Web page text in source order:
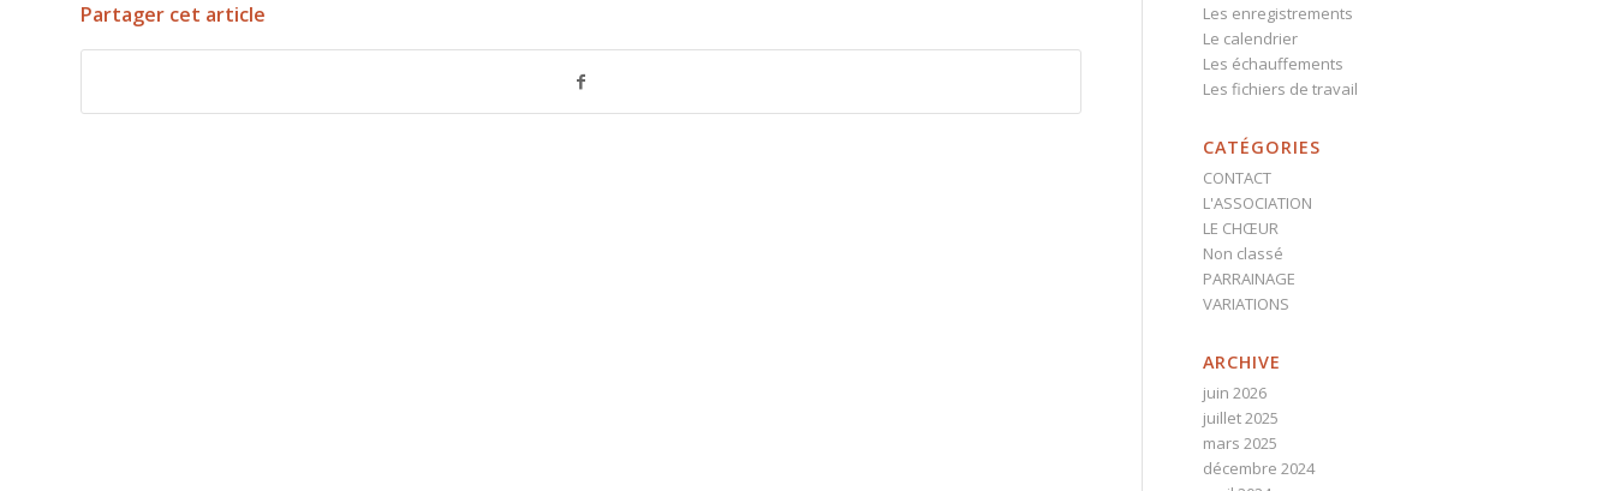
Partager cet article
Les enregistrements
Le calendrier
Les échauffements
Les fichiers de travail
CATÉGORIES
CONTACT
L'ASSOCIATION
LE CHŒUR
Non classé
PARRAINAGE
VARIATIONS
ARCHIVE
juin 2026
juillet 2025
mars 2025
décembre 2024